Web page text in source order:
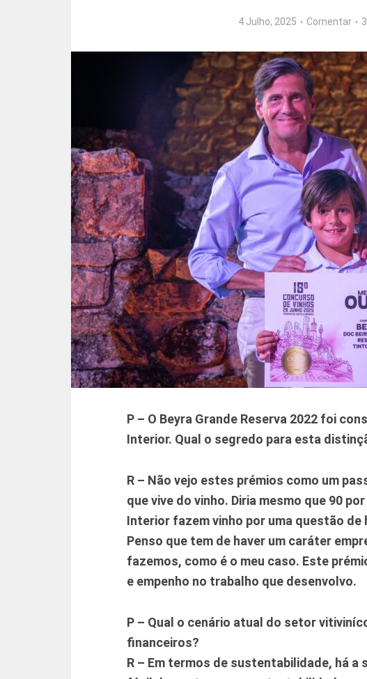
4 Julho, 2025 Comentar
P – O Beyra Grande Reserva 2022 foi
Interior. Qual o segredo para esta
R – Não vejo estes prémios como um
que vive do vinho. Diria mesmo que 90
Interior fazem vinho por uma questão
Penso que tem de haver um caráter
fazemos, como é o meu caso. Este
e empenho no trabalho que desenvolvo.
P – Qual o cenário atual do setor
financeiros?
R – Em termos de sustentabilidade, há